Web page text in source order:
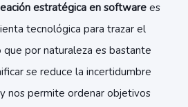
estratégica en software es
tecnológica para trazar el
que por naturaleza es bastante
se reduce la incertidumbre
nos permite ordenar objetivos